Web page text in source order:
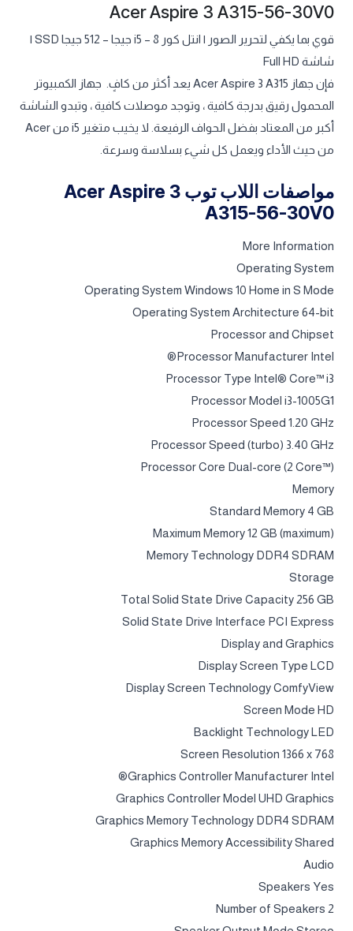
Acer Aspire 3 A315-56-30V0
قوي بما يكفي لتحرير الصور | انتل كور i5 – 8 جيجا – 512 جيجا SSD |
شاشة Full HD
فإن جهاز Acer Aspire 3 A315 يعد أكثر من كافٍ. جهاز الكمبيوتر
المحمول رقيق بدرجة كافية ، وتوجد موصلات كافية ، وتبدو الشاشة
أكبر من المعتاد بفضل الحواف الرفيعة. لا يخيب متغير i5 من Acer
من حيث الأداء ويعمل كل شيء بسلاسة وسرعة.
مواصفات اللاب توب Acer Aspire 3
A315-56-30V0
More Information
Operating System
Operating System Windows 10 Home in S Mode
Operating System Architecture 64-bit
Processor and Chipset
Processor Manufacturer Intel®
Processor Type Intel® Core™ i3
Processor Model i3-1005G1
Processor Speed 1.20 GHz
Processor Speed (turbo) 3.40 GHz
Processor Core Dual-core (2 Core™)
Memory
Standard Memory 4 GB
Maximum Memory 12 GB (maximum)
Memory Technology DDR4 SDRAM
Storage
Total Solid State Drive Capacity 256 GB
Solid State Drive Interface PCI Express
Display and Graphics
Display Screen Type LCD
Display Screen Technology ComfyView
Screen Mode HD
Backlight Technology LED
Screen Resolution 1366 x 768
Graphics Controller Manufacturer Intel®
Graphics Controller Model UHD Graphics
Graphics Memory Technology DDR4 SDRAM
Graphics Memory Accessibility Shared
Audio
Speakers Yes
Number of Speakers 2